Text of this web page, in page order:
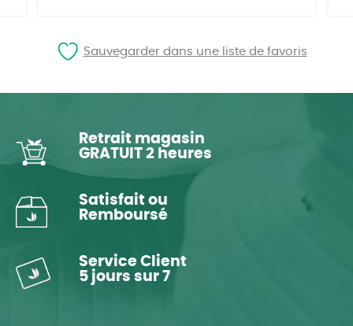
Sauvegarder dans une liste de favoris
Retrait magasin
GRATUIT 2 heures
Satisfait ou
Remboursé
Service Client
5 jours sur 7